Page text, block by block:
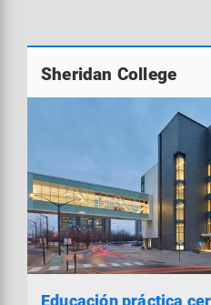
Sheridan College
Educación práctica